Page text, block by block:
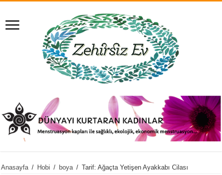
Anasayfa / Hobi / boya / Tarif: Ağaçta Yetişen Ayakkabı Cilası